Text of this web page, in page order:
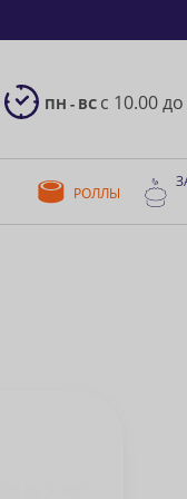
ПН - ВС с 10.00
РОЛЛЫ